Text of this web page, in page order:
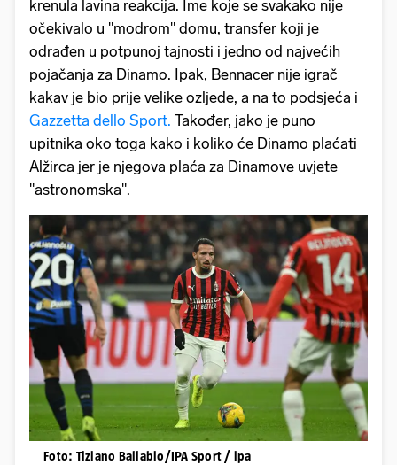
krenula lavina reakcija. Ime koje se svakako nije
očekivalo u "modrom" domu, transfer koji je
odrađen u potpunoj tajnosti i jedno od najvećih
pojačanja za Dinamo. Ipak, Bennacer nije igrač
kakav je bio prije velike ozljede, a na to podsjeća i
Gazzetta dello Sport. Također, jako je puno
upitnika oko toga kako i koliko će Dinamo plaćati
Alžirca jer je njegova plaća za Dinamove uvjete
"astronomska".
Foto: Tiziano Ballabio/IPA Sport / ipa